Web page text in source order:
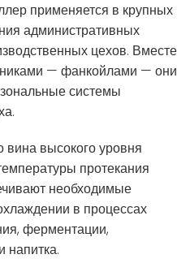
применяется в крупных
административных
цехов. Вместе
— фанкойлами — они
системы
вина высокого уровня
протекания
необходимые
в процессах
ферментации,
напитка.